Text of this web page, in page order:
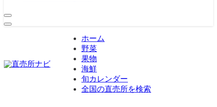
ホーム
野菜
果物
海鮮
旬カレンダー
全国の直売所を検索